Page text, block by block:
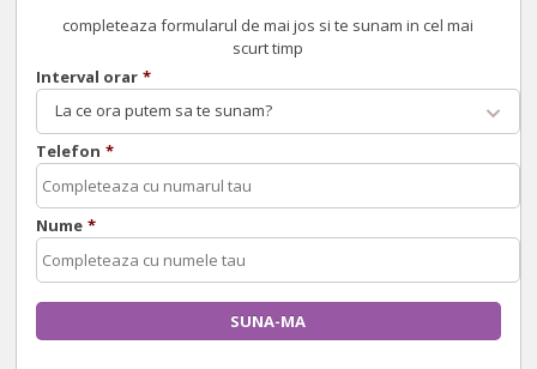
completeaza formularul de mai jos si te sunam in cel mai
scurt timp
Interval orar *
La ce ora putem sa te sunam?
Telefon *
Nume *